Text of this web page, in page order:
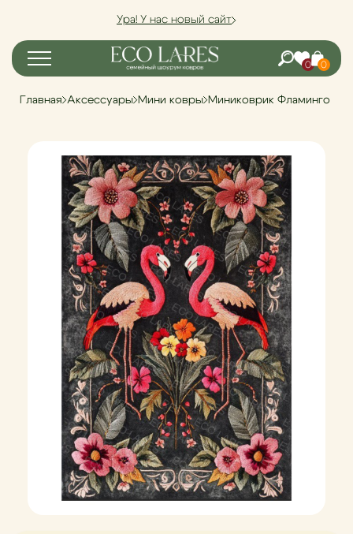
Ура! У нас новый сайт
0 0
Главная Аксессуары Мини ковры Миниковрик Фламинго